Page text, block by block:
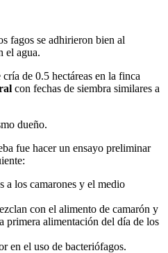
fagos se adhirieron bien al
el agua.
de 0.5 hectáreas en la finca
con fechas de siembra similares a
dueño.
fue hacer un ensayo preliminar
a los camarones y el medio
con el alimento de camarón y
primera alimentación del día de los
en el uso de bacteriófagos.